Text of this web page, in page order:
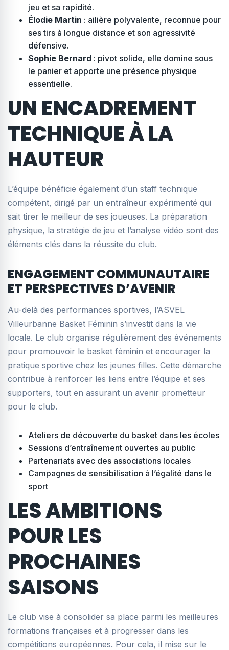
jeu et sa rapidité.
Élodie Martin : ailière polyvalente, reconnue pour
ses tirs à longue distance et son agressivité
défensive.
Sophie Bernard : pivot solide, elle domine sous
le panier et apporte une présence physique
essentielle.
UN ENCADREMENT
TECHNIQUE À LA
HAUTEUR
L’équipe bénéficie également d’un staff technique
compétent, dirigé par un entraîneur expérimenté qui
sait tirer le meilleur de ses joueuses. La préparation
physique, la stratégie de jeu et l’analyse vidéo sont des
éléments clés dans la réussite du club.
ENGAGEMENT COMMUNAUTAIRE
ET PERSPECTIVES D’AVENIR
Au-delà des performances sportives, l’ASVEL
Villeurbanne Basket Féminin s’investit dans la vie
locale. Le club organise régulièrement des événements
pour promouvoir le basket féminin et encourager la
pratique sportive chez les jeunes filles. Cette démarche
contribue à renforcer les liens entre l’équipe et ses
supporters, tout en assurant un avenir prometteur
pour le club.
Ateliers de découverte du basket dans les écoles
Sessions d’entraînement ouvertes au public
Partenariats avec des associations locales
Campagnes de sensibilisation à l’égalité dans le
sport
LES AMBITIONS
POUR LES
PROCHAINES
SAISONS
Le club vise à consolider sa place parmi les meilleures
formations françaises et à progresser dans les
compétitions européennes. Pour cela, il mise sur le